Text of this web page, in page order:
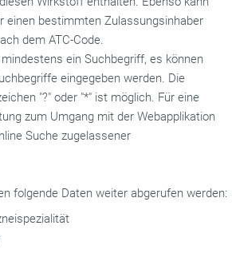
einen bestimmten Zulassungsinhaber
dem ATC-Code.
ein Suchbegriff, es können
eingegeben werden. Die
"?" oder "*" ist möglich. Für eine
zum Umgang mit der Webapplikation
Suche zugelassener
folgende Daten weiter abgerufen werden: